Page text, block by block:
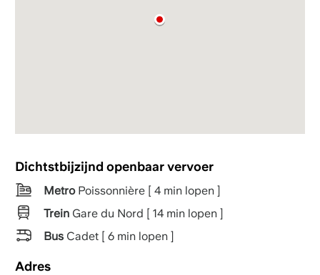
Dichtstbijzijnd openbaar vervoer
MetroPoissonnière [ 4 min lopen ]
TreinGare du Nord [ 14 min lopen ]
BusCadet [ 6 min lopen ]
Adres